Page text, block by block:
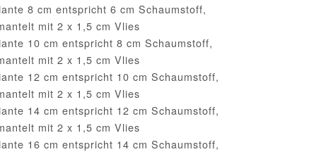
8 cm entspricht 6 cm Schaumstoff,
mit 2 x 1,5 cm Vlies
10 cm entspricht 8 cm Schaumstoff,
mit 2 x 1,5 cm Vlies
12 cm entspricht 10 cm Schaumstoff,
mit 2 x 1,5 cm Vlies
14 cm entspricht 12 cm Schaumstoff,
mit 2 x 1,5 cm Vlies
16 cm entspricht 14 cm Schaumstoff,